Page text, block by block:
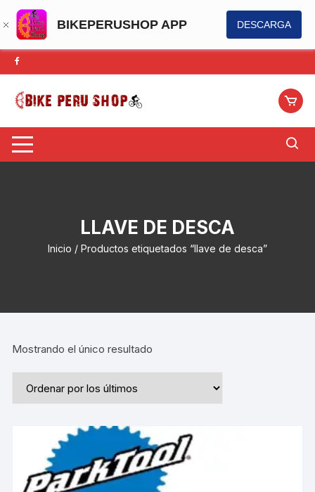
BIKEPERUSHOP APP DESCARGA
Saltar
al
contenido
LLAVE DE DESCA
Inicio / Productos etiquetados “llave de desca”
Mostrando el único resultado